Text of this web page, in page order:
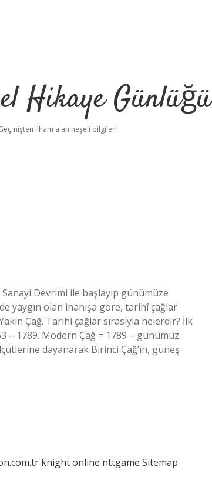
Hikaye Günlüğü
ilham alan neşeli bilgiler!
Devrimi ile başlayıp günümüze
yaygın olan inanışa göre, tarihî çağlar
Çağ. Tarihi çağlar sırasıyla nelerdir? İlk
– 1789. Modern Çağ = 1789 – günümüz.
dayanarak Birinci Çağ’ın, güneş
knight online nttgame Sitemap